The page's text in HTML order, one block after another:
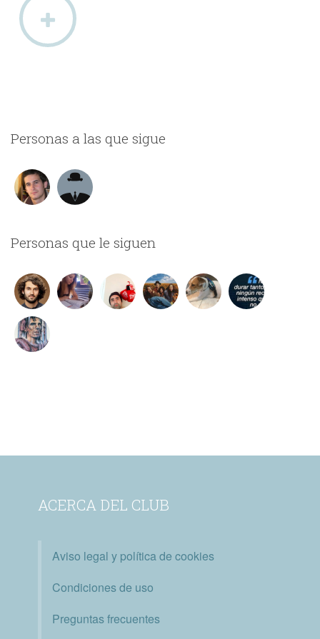
Personas a las que sigue
Personas que le siguen
ACERCA DEL CLUB
Aviso legal y política de cookies
Condiciones de uso
Preguntas frecuentes